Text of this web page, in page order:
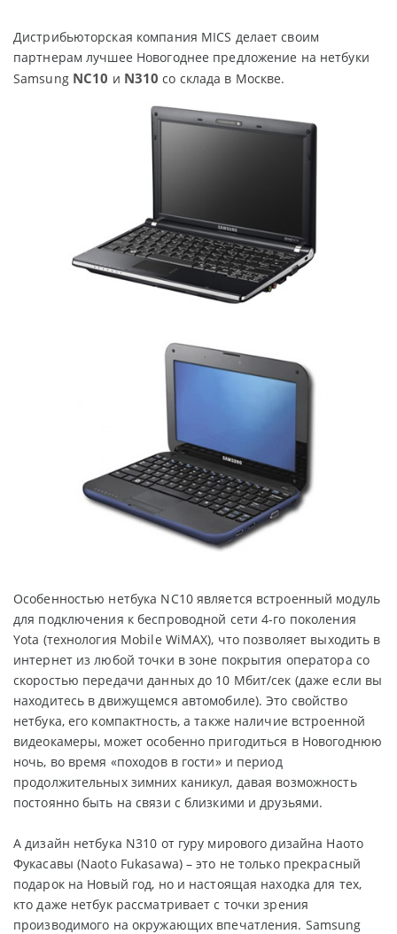
Дистрибьюторская компания MICS делает своим
партнерам лучшее Новогоднее предложение на нетбуки
Samsung NC10 и N310 со склада в Москве.
Особенностью нетбука NC10 является встроенный модуль
для подключения к беспроводной сети 4-го поколения
Yota (технология Mobile WiMAX), что позволяет выходить в
интернет из любой точки в зоне покрытия оператора со
скоростью передачи данных до 10 Мбит/сек (даже если вы
находитесь в движущемся автомобиле). Это свойство
нетбука, его компактность, а также наличие встроенной
видеокамеры, может особенно пригодиться в Новогоднюю
ночь, во время «походов в гости» и период
продолжительных зимних каникул, давая возможность
постоянно быть на связи с близкими и друзьями.
А дизайн нетбука N310 от гуру мирового дизайна Наото
Фукасавы (Naoto Fukasawa) – это не только прекрасный
подарок на Новый год, но и настоящая находка для тех,
кто даже нетбук рассматривает с точки зрения
производимого на окружающих впечатления. Samsung